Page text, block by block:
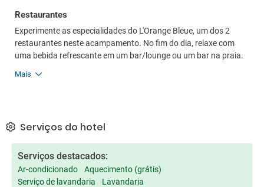
Restaurantes
Experimente as especialidades do L'Orange Bleue, um dos 2
restaurantes neste acampamento. No fim do dia, relaxe com
uma bebida refrescante em um bar/lounge ou um bar na praia.
Mais
Serviços do hotel
Serviços destacados:
Ar-condicionado
Aquecimento (grátis)
Serviço de lavandaria
Lavandaria